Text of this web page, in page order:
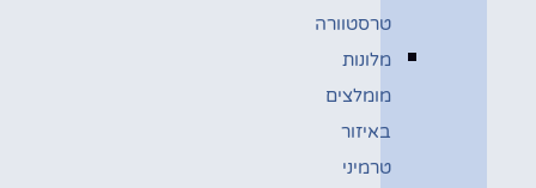
טרסטוורה
מלונות
מומלצים
באיזור
טרמיני